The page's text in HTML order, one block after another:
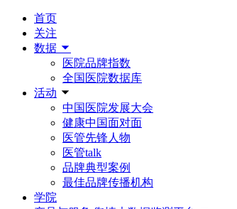
首页
关注
数据
医院品牌指数
全国医院数据库
活动
中国医院发展大会
健康中国面对面
医管先锋人物
医管talk
品牌典型案例
最佳品牌传播机构
学院